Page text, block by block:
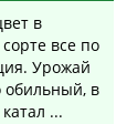
в
все по
Урожай
обильный, в
...